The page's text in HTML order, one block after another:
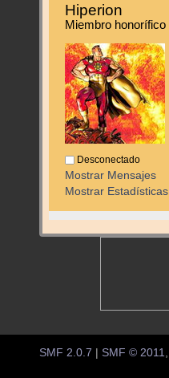
Hiperion
Miembro honorífico
Desconectado
Mostrar Mensajes
Mostrar Estadísticas
SMF 2.0.7 SMF © 2011,